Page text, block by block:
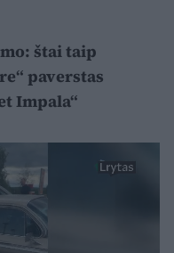
štai taip
paverstas
Impala“